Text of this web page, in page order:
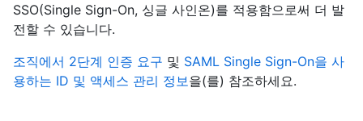
SSO(Single Sign-On, 싱글 사인온)를 적용함으로써 더 발
전할 수 있습니다.
조직에서 2단계 인증 요구 및 SAML Single Sign-On을 사
용하는 ID 및 액세스 관리 정보 을(를) 참조하세요.